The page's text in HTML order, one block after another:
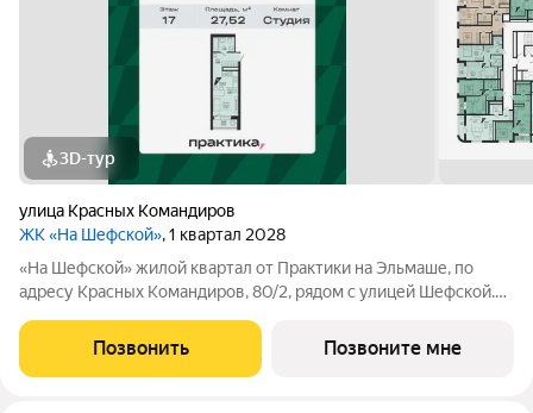
3D-тур
улица Красных Командиров
ЖК «На Шефской», 1 квартал 2028
«На Шефской» жилой квартал от Практики на Эльмаше, по
адресу Красных Командиров, 80/2, рядом с улицей Шефской.
логистики: рядом школы №138 и №95, детский сад №440,
центры дополнительного
Позвонить Позвоните мне